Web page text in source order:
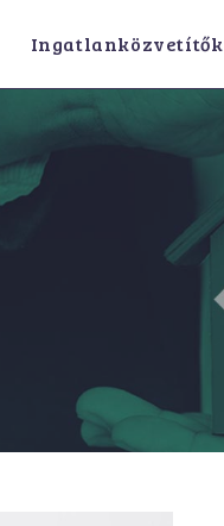
Ingatlanközvetítők